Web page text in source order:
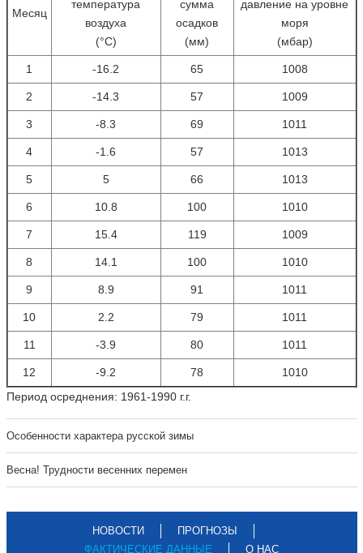
Месяц
температура
воздуха
(°С)
сумма
осадков
(мм)
давление на уровне
моря
(мбар)
1 -16.2 65 1008
2 -14.3 57 1009
3 -8.3 69 1011
4 -1.6 57 1013
5 5 66 1013
6 10.8 100 1010
7 15.4 119 1009
8 14.1 100 1010
9 8.9 91 1011
10 2.2 79 1011
11 -3.9 80 1011
12 -9.2 78
1010
Период осреднения: 1961-1990 г.г.
Особенности характера русской зимы
Весна! Трудности весенних перемен
НОВОСТИ
ПРОГНОЗЫ
ФАКТИЧЕСКИЕ ДАННЫЕ
О НАС